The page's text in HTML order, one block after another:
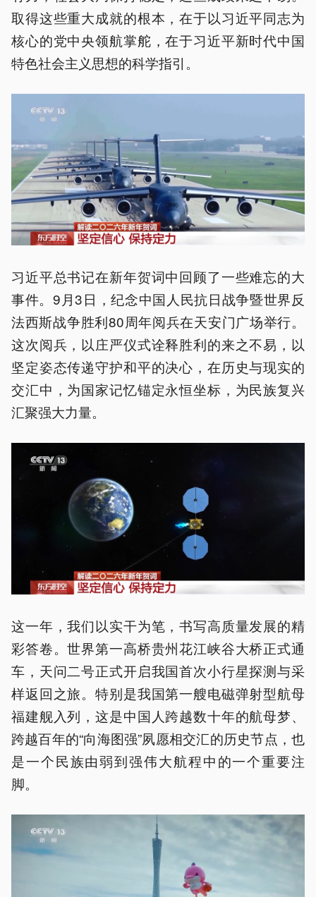
取得这些重大成就的根本，在于以习近平同志为
核心的党中央领航掌舵，在于习近平新时代中国
特色社会主义思想的科学指引。
习近平总书记在新年贺词中回顾了一些难忘的大
事件。9月3日，纪念中国人民抗日战争暨世界反
法西斯战争胜利80周年阅兵在天安门广场举行。
这次阅兵，以庄严仪式诠释胜利的来之不易，以
坚定姿态传递守护和平的决心，在历史与现实的
交汇中，为国家记忆锚定永恒坐标，为民族复兴
汇聚强大力量。
这一年，我们以实干为笔，书写高质量发展的精
彩答卷。世界第一高桥贵州花江峡谷大桥正式通
车，天问二号正式开启我国首次小行星探测与采
样返回之旅。特别是我国第一艘电磁弹射型航母
福建舰入列，这是中国人跨越数十年的航母梦、
跨越百年的“向海图强”夙愿相交汇的历史节点，也
是一个民族由弱到强伟大航程中的一个重要注
脚。